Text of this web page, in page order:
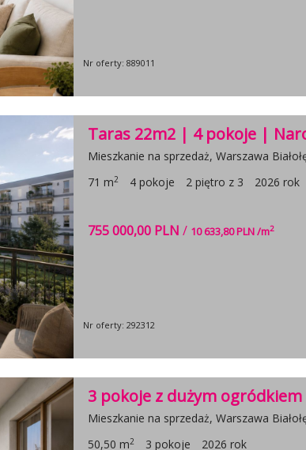
Nr oferty: 889011
Taras 22m2 | 4 pokoje |
Mieszkanie na sprzedaż, Warszawa
71 m2 4 pokoje 2 piętro z 3 2026 rok
755 000,00 PLN / 10 633,80 PLN /m2
Nr oferty: 292312
3 pokoje z dużym
Mieszkanie na sprzedaż, Warszawa
50,50 m2 3 pokoje 2026 rok